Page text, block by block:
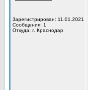
Зарегистрирован: 11.01.2021
Сообщения: 1
Откуда: г. Краснодар